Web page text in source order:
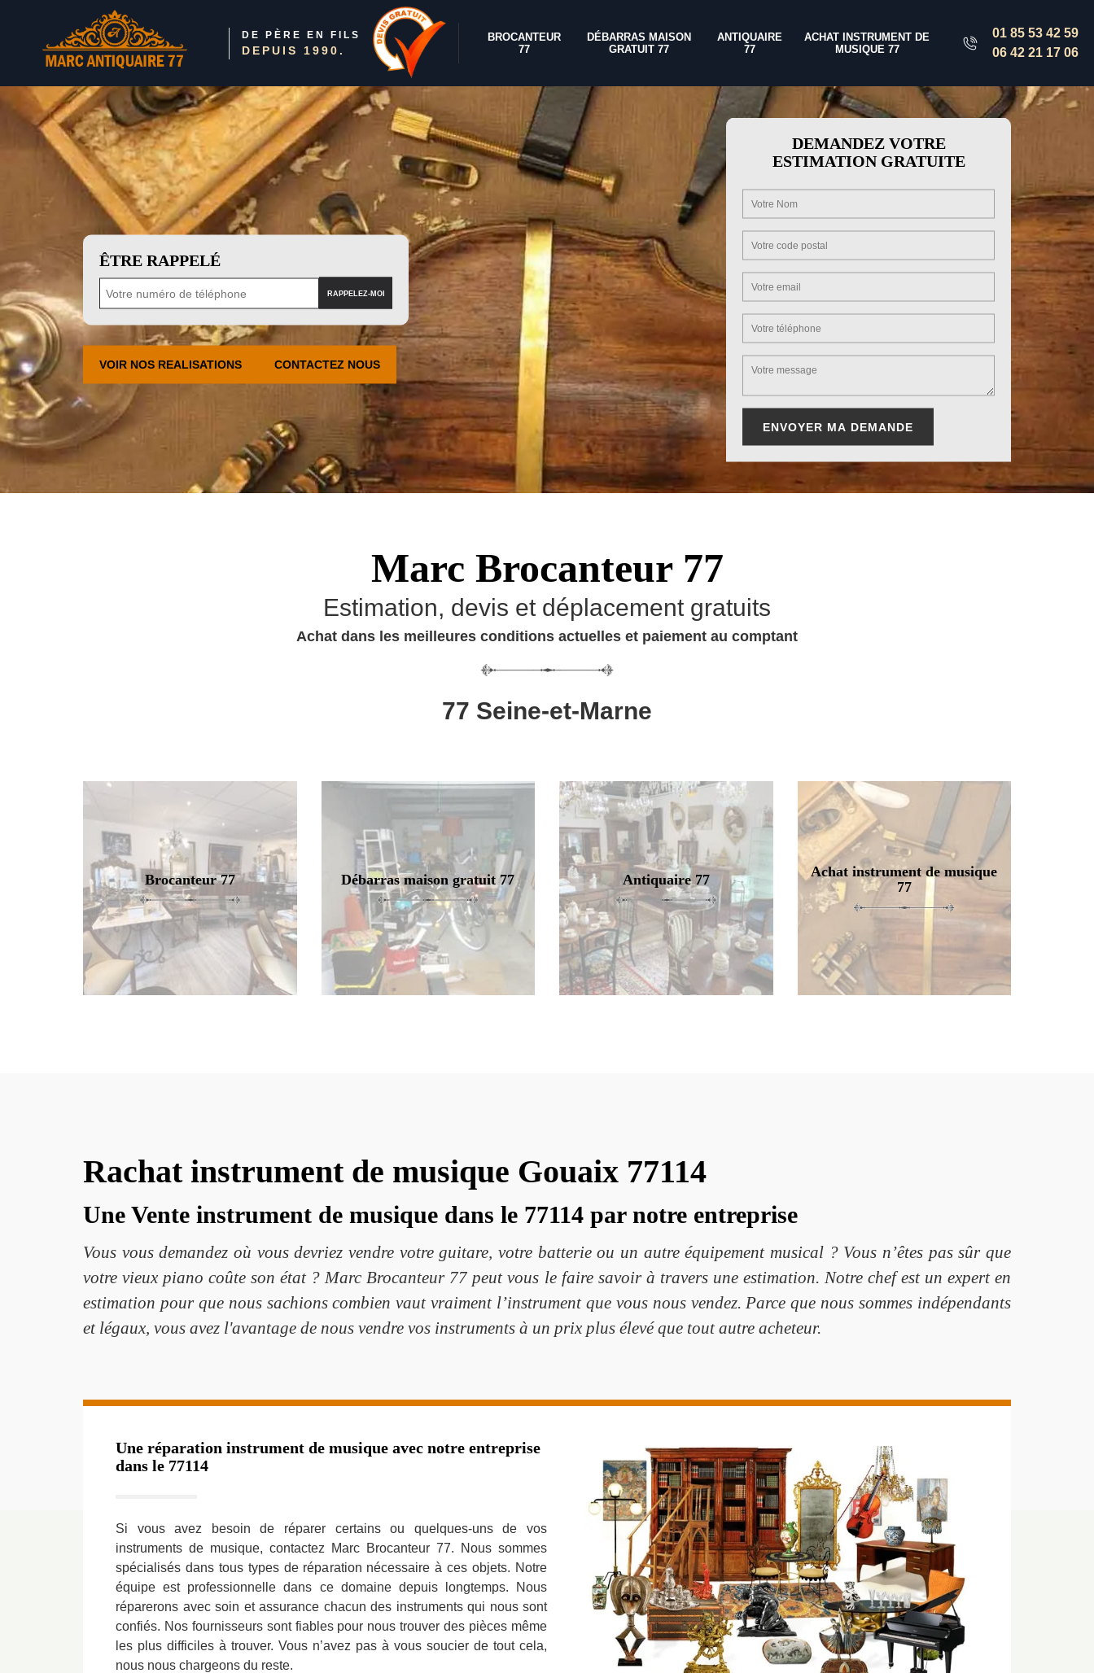
DE PÈRE EN FILS
DEPUIS 1990.
BROCANTEUR
77
DÉBARRAS MAISON
GRATUIT 77
ANTIQUAIRE
77
ACHAT INSTRUMENT DE
MUSIQUE 77
01 85 53 42 59
06 42 21 17 06
ÊTRE RAPPELÉ
VOIR NOS REALISATIONS CONTACTEZ NOUS
DEMANDEZ VOTRE
ESTIMATION GRATUITE
Marc Brocanteur 77
Estimation, devis et déplacement gratuits
Achat dans les meilleures conditions actuelles et paiement au comptant
77 Seine-et-Marne
Brocanteur 77 Débarras maison gratuit 77 Antiquaire 77
Achat instrument de musique
77
Rachat instrument de musique Gouaix 77114
Une Vente instrument de musique dans le 77114 par notre entreprise
Vous vous demandez où vous devriez vendre votre guitare, votre batterie ou un autre équipement musical ? Vous n’êtes pas sûr que
votre vieux piano coûte son état ? Marc Brocanteur 77 peut vous le faire savoir à travers une estimation. Notre chef est un expert en
estimation pour que nous sachions combien vaut vraiment l’instrument que vous nous vendez. Parce que nous sommes indépendants
et légaux, vous avez l'avantage de nous vendre vos instruments à un prix plus élevé que tout autre acheteur.
Une réparation instrument de musique avec notre entreprise
dans le 77114
Si vous avez besoin de réparer certains ou quelques-uns de vos
instruments de musique, contactez Marc Brocanteur 77. Nous sommes
spécialisés dans tous types de réparation nécessaire à ces objets. Notre
équipe est professionnelle dans ce domaine depuis longtemps. Nous
réparerons avec soin et assurance chacun des instruments qui nous sont
confiés. Nos fournisseurs sont fiables pour nous trouver des pièces même
les plus difficiles à trouver. Vous n’avez pas à vous soucier de tout cela,
nous nous chargeons du reste.